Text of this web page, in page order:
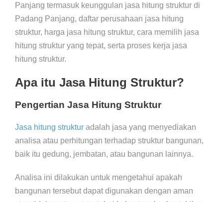
Panjang termasuk keunggulan jasa hitung struktur di
Padang Panjang, daftar perusahaan jasa hitung
struktur, harga jasa hitung struktur, cara memilih jasa
hitung struktur yang tepat, serta proses kerja jasa
hitung struktur.
Apa itu Jasa Hitung Struktur?
Pengertian Jasa Hitung Struktur
Jasa hitung struktur adalah jasa yang menyediakan
analisa atau perhitungan terhadap struktur bangunan,
baik itu gedung, jembatan, atau bangunan lainnya.
Analisa ini dilakukan untuk mengetahui apakah
bangunan tersebut dapat digunakan dengan aman